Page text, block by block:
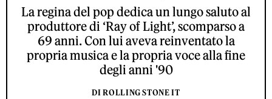
La regina del pop dedica un lungo saluto al
produttore di ‘Ray of Light’, scomparso a
69 anni. Con lui aveva reinventato la
propria musica e la propria voce alla fine
degli anni '90
DI ROLLING STONE IT